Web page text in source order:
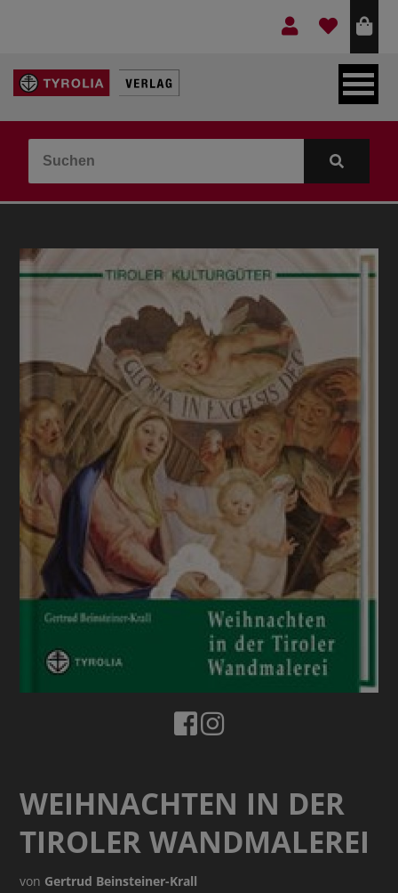
LEBEN & GLAUBE
KINDER- & JUGENDBUCH
IDEEN & BEGLEITMATERIAL
WEIHNACHTEN IN DER
TIROLER WANDMALEREI
von Gertrud Beinsteiner-Krall